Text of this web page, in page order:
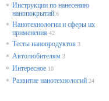
* Инструкции по нанесению
нанопокрытий 6
* Нанотехнологии и сферы их
применения 42
* Тесты нанопродуктов 3
* Автолюбителям 3
* Интересное 10
* Развитие нанотехнологий 24